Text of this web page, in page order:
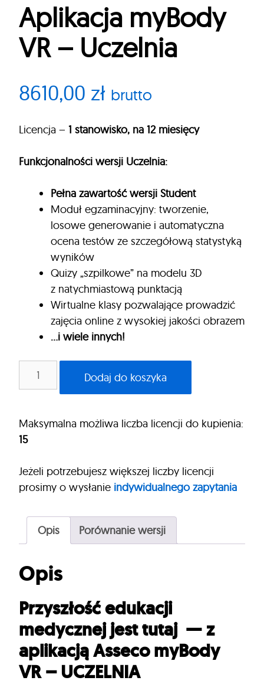
Aplikacja myBody
VR – Uczelnia
8610,00 zł brutto
Licencja – 1 stanowisko, na 12 miesięcy
Funkcjonalności wersji Uczelnia:
Pełna zawartość wersji Student
Moduł egzaminacyjny: tworzenie,
losowe generowanie i automatyczna
ocena testów ze szczegółową statystyką
wyników
Quizy „szpilkowe” na modelu 3D
z natychmiastową punktacją
Wirtualne klasy pozwalające prowadzić
zajęcia online z wysokiej jakości obrazem
…i wiele innych!
Aplikacja
-
Uczelnia
Dodaj do koszyka
Maksymalna możliwa liczba licencji do kupienia:
15
Jeżeli potrzebujesz większej liczby licencji
prosimy o wysłanie indywidualnego zapytania
Opis Porównanie wersji
Opis
Przyszłość edukacji
medycznej jest tutaj — z
aplikacją AssecomyBody
VR – UCZELNIA